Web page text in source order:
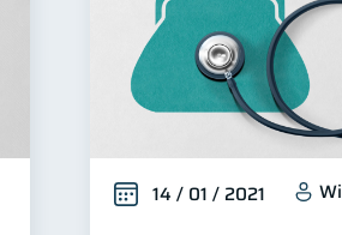
14 / 01 / 2021